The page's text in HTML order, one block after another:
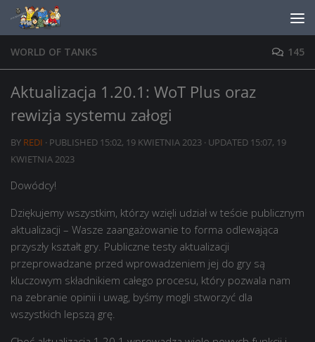
Skip to content
WORLD OF TANKS 145
Aktualizacja 1.20.1: WoT Plus oraz
rewizja systemu załogi
BY REDI · PUBLISHED 15:02, 19 KWIETNIA 2023 · UPDATED 15:07, 19
KWIETNIA 2023
Dowódcy!
Dziękujemy wszystkim, którzy wzięli udział w teście publicznym
aktualizacji – Wasze zaangażowanie to forma odlewająca
przyszły kształt gry. Publiczne testy aktualizacji
przeprowadzane przed wprowadzeniem jej do gry są
kluczowym składnikiem całego procesu, który pozwala nam
na zebranie opinii i uwag, byśmy mogli stworzyć dla
wszystkich lepszą grę.